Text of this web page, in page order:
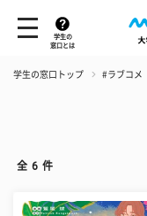
学生の
窓口とは
学生の窓口トップ #ラブコメ
全 6 件